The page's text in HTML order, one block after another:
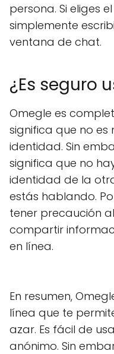
persona. Si eliges
simplemente
ventana de chat.
¿Es seguro
Omegle es
significa que no es
identidad. Sin
significa que no
identidad de la
estás hablando.
tener precaución
compartir
en línea.
En resumen,
línea que te
azar. Es fácil de
anónimo. Sin